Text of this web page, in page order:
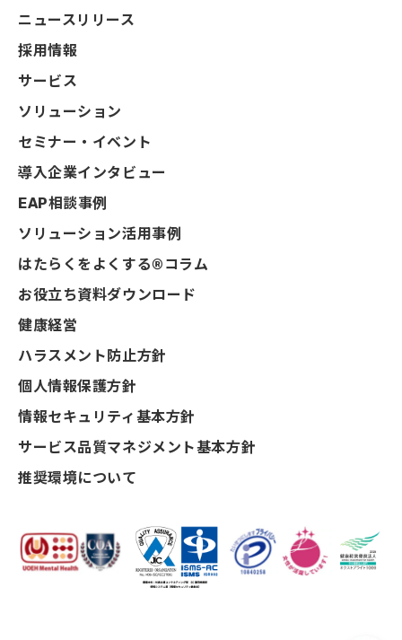
ニュースリリース
採用情報
サービス
ソリューション
セミナー・イベント
導入企業インタビュー
EAP相談事例
ソリューション活用事例
はたらくをよくする®コラム
お役立ち資料ダウンロード
健康経営
ハラスメント防止方針
個人情報保護方針
情報セキュリティ基本方針
サービス品質マネジメント基本方針
推奨環境について